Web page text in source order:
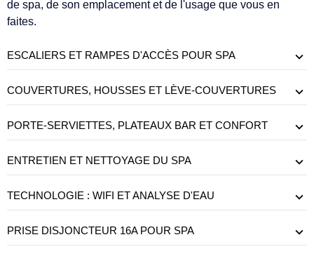
de spa, de son emplacement et de l'usage que vous en
faites.
ESCALIERS ET RAMPES D'ACCÈS POUR SPA
COUVERTURES, HOUSSES ET LÈVE-COUVERTURES
PORTE-SERVIETTES, PLATEAUX BAR ET CONFORT
ENTRETIEN ET NETTOYAGE DU SPA
TECHNOLOGIE : WIFI ET ANALYSE D'EAU
PRISE DISJONCTEUR 16A POUR SPA